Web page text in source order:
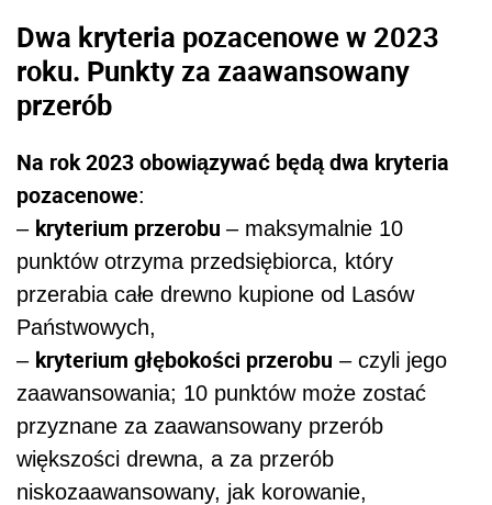
Dwa kryteria pozacenowe w 2023
roku. Punkty za zaawansowany
przerób
Na rok 2023 obowiązywać będą dwa kryteria
pozacenowe:
– kryterium przerobu – maksymalnie 10
punktów otrzyma przedsiębiorca, który
przerabia całe drewno kupione od Lasów
Państwowych,
– kryterium głębokości przerobu – czyli jego
zaawansowania; 10 punktów może zostać
przyznane za zaawansowany przerób
większości drewna, a za przerób
niskozaawansowany, jak korowanie,